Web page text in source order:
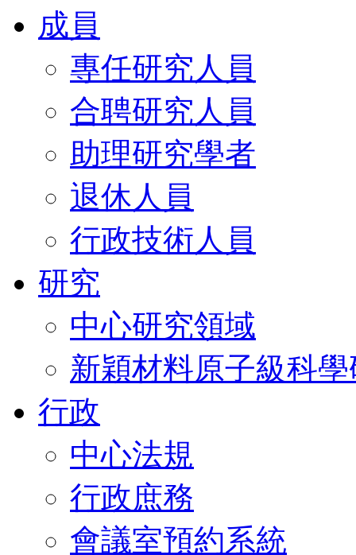
成員
專任研究人員
合聘研究人員
助理研究學者
退休人員
行政技術人員
研究
中心研究領域
新穎材料原子級科
行政
中心法規
行政庶務
會議室預約系統